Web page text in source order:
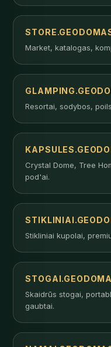
Market, katalogas,
Resortai, sodybos,
Crystal Dome, Tree
pod'ai.
Stikliniai kupolai,
Skaidrūs stogai,
gaubtai.